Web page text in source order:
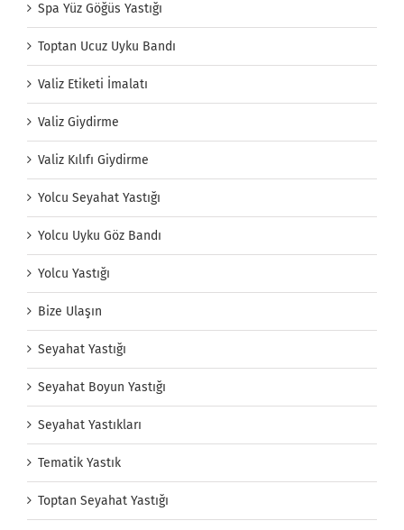
Spa Yüz Göğüs Yastığı
Toptan Ucuz Uyku Bandı
Valiz Etiketi İmalatı
Valiz Giydirme
Valiz Kılıfı Giydirme
Yolcu Seyahat Yastığı
Yolcu Uyku Göz Bandı
Yolcu Yastığı
Bize Ulaşın
Seyahat Yastığı
Seyahat Boyun Yastığı
Seyahat Yastıkları
Tematik Yastık
Toptan Seyahat Yastığı